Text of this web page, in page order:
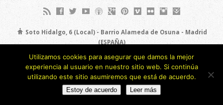
Soto Hidalgo, 6 (Local) - Barrio Alameda de Osuna - Madrid
(ESPAÑA)
Copyright © 2026
Utilizamos cookies para asegurar que damos la mejor
experiencia al usuario en nuestro sitio web. Si continúa
utilizando este sitio asumiremos que está de acuerdo.
Estoy de acuerdo Leer más